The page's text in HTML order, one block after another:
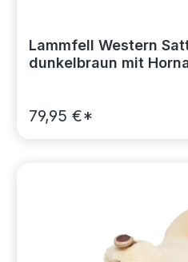
Lammfell Western
dunkelbraun mit
79,95 €*